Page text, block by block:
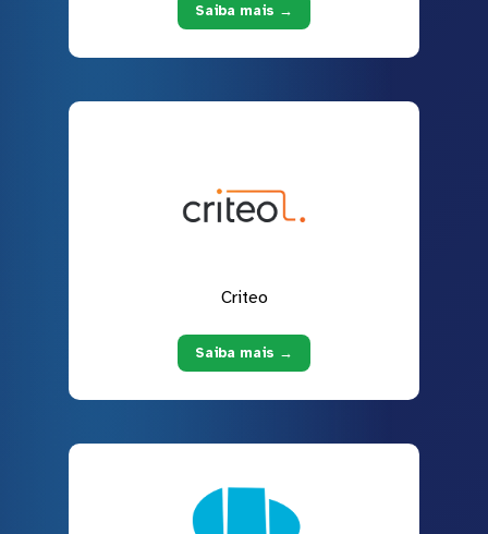
Saiba mais →
Criteo
Saiba mais →